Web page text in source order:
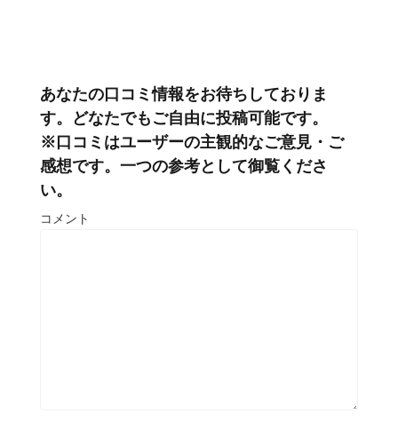
あなたの口コミ情報をお待ちしておりま
す。どなたでもご自由に投稿可能です。
※口コミはユーザーの主観的なご意見・ご
感想です。一つの参考として御覧くださ
い。
コメント